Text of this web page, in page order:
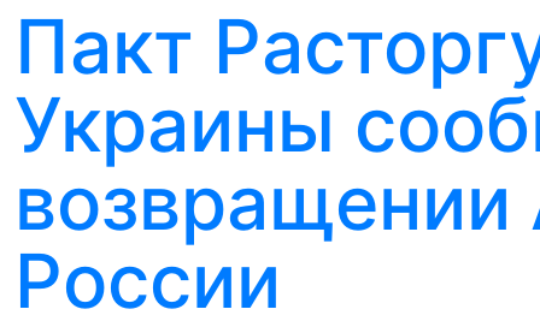
Пакт
Украины
возвращении
России